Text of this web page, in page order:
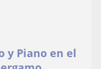
y Piano en el